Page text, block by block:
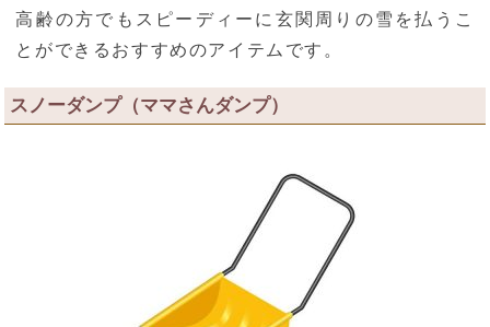
高齢の方でもスピーディーに玄関周りの雪を払うこ
とができるおすすめのアイテムです。
スノーダンプ（ママさんダンプ）